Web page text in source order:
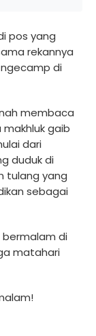
pos yang
rekannya
di
membaca
gaib
dari
duduk di
tulang yang
sebagai
di
matahari